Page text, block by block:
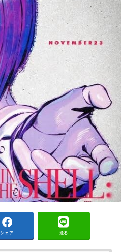
シェア 送る